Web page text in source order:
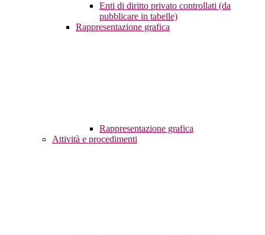
Enti di diritto privato controllati (da
pubblicare in tabelle)
Rappresentazione grafica
Rappresentazione grafica
Attività e procedimenti